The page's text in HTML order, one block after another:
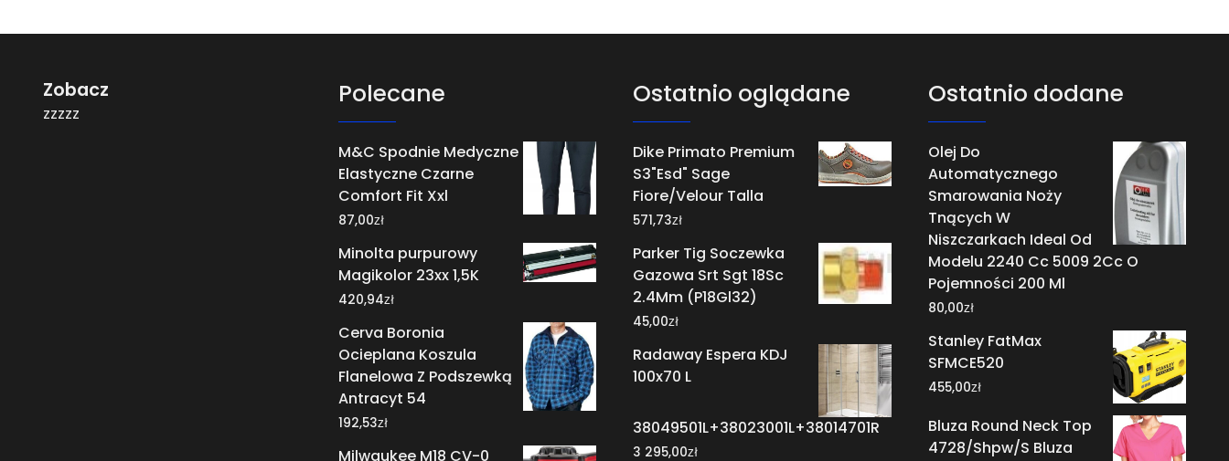
Zobacz
zzzzz
Polecane
M&C Spodnie Medyczne
Elastyczne Czarne
Comfort Fit Xxl
87,00zł
Minolta purpurowy
Magikolor 23xx 1,5K
420,94zł
Cerva Boronia
Ocieplana Koszula
Flanelowa Z Podszewką
Antracyt 54
192,53zł
Milwaukee M18 CV-0
Ostatnio oglądane
Dike Primato Premium
S3"Esd" Sage
Fiore/Velour Talla
571,73zł
Parker Tig Soczewka
Gazowa Srt Sgt 18Sc
2.4Mm (P18Gl32)
45,00zł
Radaway Espera KDJ
100x70 L
38049501L+38023001L+38014701R
3 295,00zł
Ostatnio dodane
Olej Do
Automatycznego
Smarowania Noży
Tnących W
Niszczarkach Ideal Od
Modelu 2240 Cc 5009 2Cc O
Pojemności 200 Ml
80,00zł
Stanley FatMax
SFMCE520
455,00zł
Bluza Round Neck Top
4728/Shpw/S Bluza